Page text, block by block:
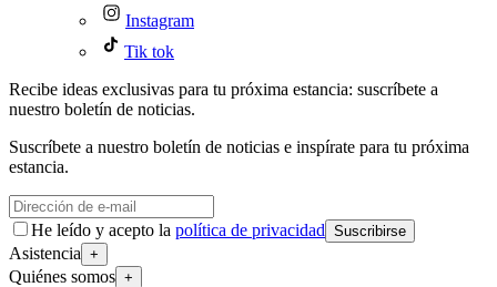
Instagram
Tik tok
Recibe ideas exclusivas para tu próxima estancia: suscríbete a
nuestro boletín de noticias.
Suscríbete a nuestro boletín de noticias e inspírate para tu próxima
estancia.
He leído y acepto la política de privacidad Suscribirse
Asistencia +
Quiénes somos +